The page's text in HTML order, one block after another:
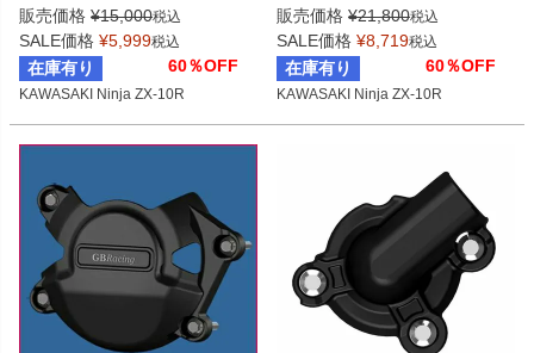
gbr_EC-ZX10-2008-3-GBR
販売価格 ¥15,000税込
SALE価格 ¥5,999税込
在庫有り 60％OFF
KAWASAKI Ninja ZX-10R
gbr_EC-ZX10-2008-2-GBR
販売価格 ¥21,800税込
SALE価格 ¥8,719税込
在庫有り 60％OFF
KAWASAKI Ninja ZX-10R